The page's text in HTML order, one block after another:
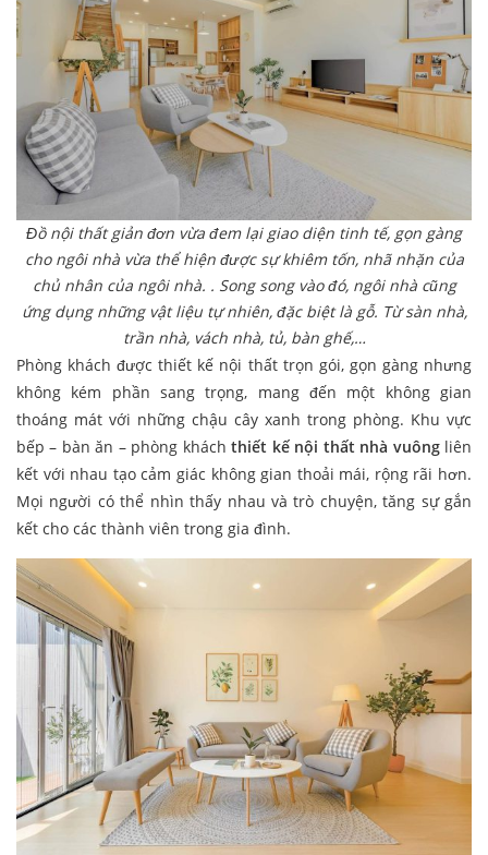
Đồ nội thất giản đơn vừa đem lại giao diện tinh tế, gọn gàng
cho ngôi nhà vừa thể hiện được sự khiêm tốn, nhã nhặn của
chủ nhân của ngôi nhà. . Song song vào đó, ngôi nhà cũng
ứng dụng những vật liệu tự nhiên, đặc biệt là gỗ. Từ sàn nhà,
trần nhà, vách nhà, tủ, bàn ghế,…
Phòng khách được thiết kế nội thất trọn gói, gọn gàng nhưng
không kém phần sang trọng, mang đến một không gian
thoáng mát với những chậu cây xanh trong phòng. Khu vực
bếp – bàn ăn – phòng kháchthiết kế nội thất nhà vuôngliên
kết với nhau tạo cảm giác không gian thoải mái, rộng rãi hơn.
Mọi người có thể nhìn thấy nhau và trò chuyện, tăng sự gắn
kết cho các thành viên trong gia đình.